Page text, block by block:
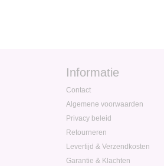
Informatie
Contact
Algemene voorwaarden
Privacy beleid
Retourneren
Levertijd & Verzendkosten
Garantie & Klachten